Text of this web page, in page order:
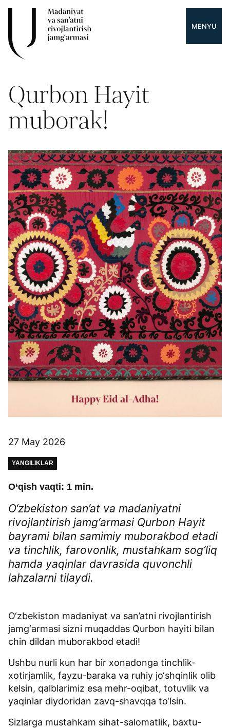
MENYU
Qurbon Hayit
muborak!
27 May 2026
YANGILIKLAR
O‘qish vaqti: 1 min.
O‘zbekiston san’at va madaniyatni
rivojlantirish jamg‘armasi Qurbon Hayit
bayrami bilan samimiy muborakbod etadi
va tinchlik, farovonlik, mustahkam sog‘liq
hamda yaqinlar davrasida quvonchli
lahzalarni tilaydi.
O‘zbekiston madaniyat va san’atni rivojlantirish
jamg‘armasi sizni muqaddas Qurbon hayiti bilan
chin dildan muborakbod etadi!
Ushbu nurli kun har bir xonadonga tinchlik-
xotirjamlik, fayzu-baraka va ruhiy jo‘shqinlik olib
kelsin, qalblarimiz esa mehr-oqibat, totuvlik va
yaqinlar diydoridan zavq-shavqqa to‘lsin.
Sizlarga mustahkam sihat-salomatlik, baxtu-